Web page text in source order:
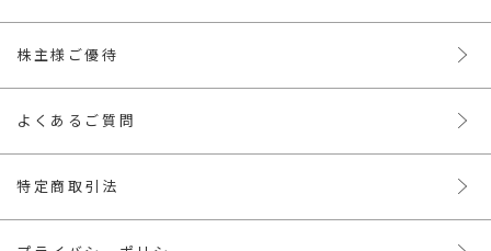
株主様ご優待
よくあるご質問
特定商取引法